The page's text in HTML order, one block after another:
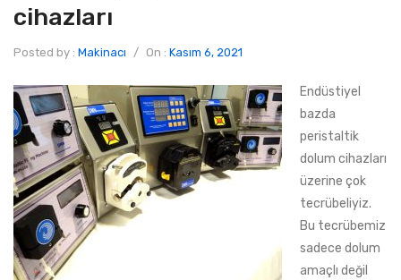
cihazları
Posted by : Makinacı / On : Kasım 6, 2021
Endüstiyel
bazda
peristaltik
dolum cihazları
üzerine çok
tecrübeliyiz.
Bu tecrübemiz
sadece dolum
amaçlı değil